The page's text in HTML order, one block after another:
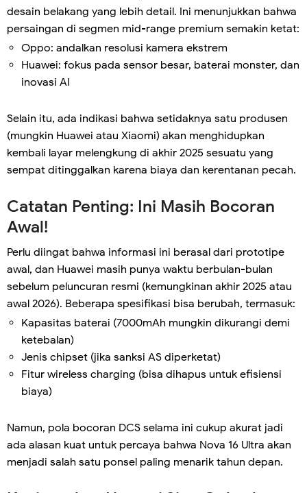
desain belakang yang lebih detail. Ini menunjukkan bahwa
persaingan di segmen mid-range premium semakin ketat:
Oppo: andalkan resolusi kamera ekstrem
Huawei: fokus pada sensor besar, baterai monster, dan
inovasi AI
Selain itu, ada indikasi bahwa setidaknya satu produsen
(mungkin Huawei atau Xiaomi) akan menghidupkan
kembali layar melengkung di akhir 2025 sesuatu yang
sempat ditinggalkan karena biaya dan kerentanan pecah.
Catatan Penting: Ini Masih Bocoran
Awal!
Perlu diingat bahwa informasi ini berasal dari prototipe
awal, dan Huawei masih punya waktu berbulan-bulan
sebelum peluncuran resmi (kemungkinan akhir 2025 atau
awal 2026). Beberapa spesifikasi bisa berubah, termasuk:
Kapasitas baterai (7000mAh mungkin dikurangi demi
ketebalan)
Jenis chipset (jika sanksi AS diperketat)
Fitur wireless charging (bisa dihapus untuk efisiensi
biaya)
Namun, pola bocoran DCS selama ini cukup akurat jadi
ada alasan kuat untuk percaya bahwa Nova 16 Ultra akan
menjadi salah satu ponsel paling menarik tahun depan.